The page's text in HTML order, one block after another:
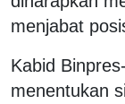
menjabat
Kabid
menentukan